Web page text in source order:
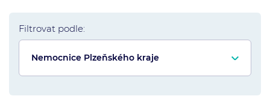
Filtrovat podle: